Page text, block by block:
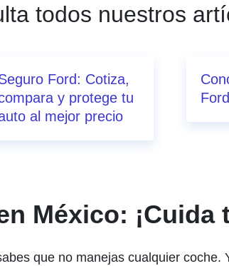
todos nuestros
Ford: Cotiza,
y protege tu
al mejor precio
México:
que no manejas cualquier coche.